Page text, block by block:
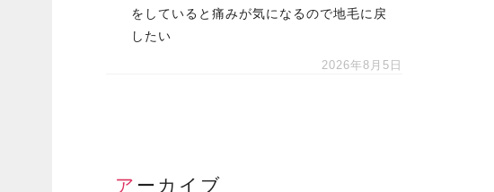
をしていると痛みが気になるので地毛に戻
したい
2026年8月5日
アーカイブ